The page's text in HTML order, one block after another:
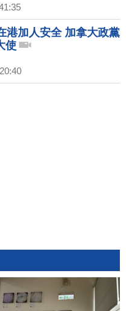
港加人安全 加拿大政黨
使